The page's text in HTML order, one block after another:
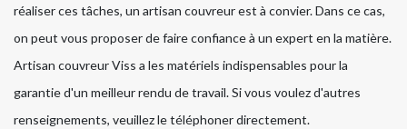
réaliser ces tâches, un artisan couvreur est à convier. Dans ce cas,
on peut vous proposer de faire confiance à un expert en la matière.
Artisan couvreur Viss a les matériels indispensables pour la
garantie d'un meilleur rendu de travail. Si vous voulez d'autres
renseignements, veuillez le téléphoner directement.